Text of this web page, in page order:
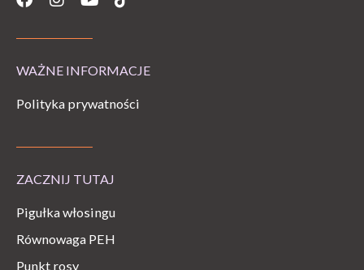
WAŻNE INFORMACJE
Polityka prywatności
ZACZNIJ TUTAJ
Pigułka włosingu
Równowaga PEH
Punkt rosy